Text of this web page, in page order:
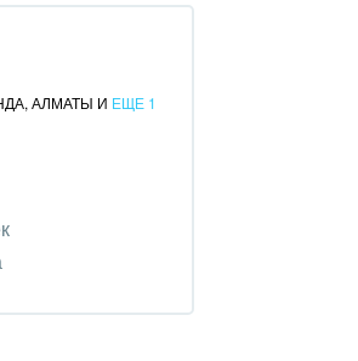
версия
, АЛМАТЫ И ЕЩЕ 1